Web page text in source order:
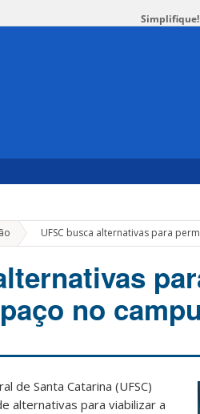
Simplifique!
» UFSC busca alternativas para
no
de Santa Catarina (UFSC)
alternativas para viabilizar a